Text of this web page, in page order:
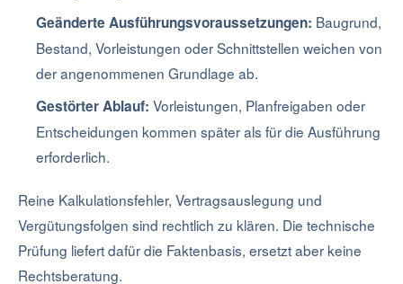
Geänderte Ausführungsvoraussetzungen: Baugrund,
Bestand, Vorleistungen oder Schnittstellen weichen von
der angenommenen Grundlage ab.
Gestörter Ablauf: Vorleistungen, Planfreigaben oder
Entscheidungen kommen später als für die Ausführung
erforderlich.
Reine Kalkulationsfehler, Vertragsauslegung und
Vergütungsfolgen sind rechtlich zu klären. Die technische
Prüfung liefert dafür die Faktenbasis, ersetzt aber keine
Rechtsberatung.